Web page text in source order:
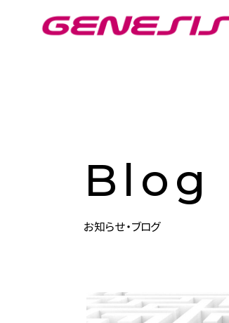
次世代型超個別塾Genesis
Blog
お知らせ・ブログ